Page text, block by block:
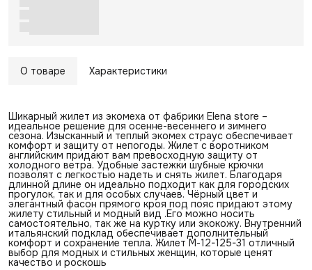
О товаре Характеристики
Шикарный жилет из экомеха от фабрики Elena store –
идеальное решение для осенне-весеннего и зимнего
сезона. Изысканный и теплый экомех страус обеспечивает
комфорт и защиту от непогоды. Жилет с воротником
английским придают вам превосходную защиту от
холодного ветра. Удобные застежки шубные крючки
позволят с легкостью надеть и снять жилет. Благодаря
длинной длине он идеально подходит как для городских
прогулок, так и для особых случаев. Чёрный цвет и
элегантный фасон прямого кроя под пояс придают этому
жилету стильный и модный вид .Его можно носить
самостоятельно, так же на куртку или экокожу. Внутренний
итальянский подклад обеспечивает дополнительный
комфорт и сохранение тепла. Жилет М-12-125-31 отличный
выбор для модных и стильных женщин, которые ценят
качество и роскошь